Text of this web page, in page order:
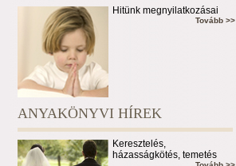
Hitünk megnyilatkozásai
Tovább >>
ANYAKÖNYVI HÍREK
Keresztelés,
házasságkötés, temetés